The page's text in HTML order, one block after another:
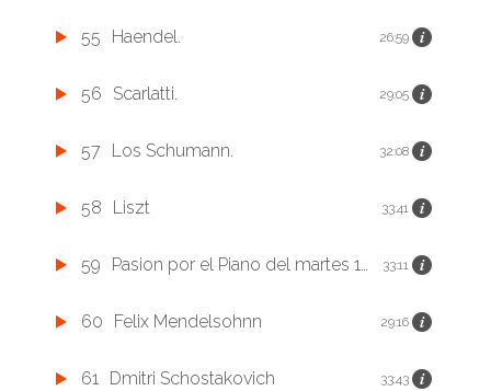
55 Haendel. 26:59
56 Scarlatti. 29:05
57 Los Schumann. 32:08
58 Liszt 33:41
59 Pasion por el Piano del martes 10 de noviembre de 2020 33:11
60 Felix Mendelsohnn 29:16
61 Dmitri Schostakovich 33:43